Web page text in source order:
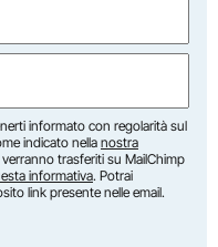
informato con regolarità sul
indicato nella nostra
trasferiti su MailChimp
informativa. Potrai
link presente nelle email.